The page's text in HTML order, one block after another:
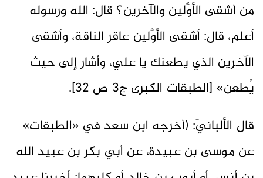
من أشقى الأوَّلين والآخرين؟ قال: الله ورسوله
أعلم، قال: أشقى الأوَّلين عاقر الناقة، ‌وأشقى
‌الآخرين الذي يطعنك يا علي، وأشار إلى حيث
يُطعن» [الطبقات الكبرى ج3 ص 32].
قال الألبانيّ: (أخرجه ابن سعد في «الطبقات»
عن موسى بن عبيدة، عن أبي بكر بن عبيد الله